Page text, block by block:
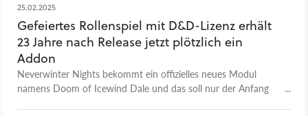
25.02.2025
Gefeiertes Rollenspiel mit D&D-Lizenz erhält
23 Jahre nach Release jetzt plötzlich ein
Addon
Neverwinter Nights bekommt ein offizielles neues Modul
namens Doom of Icewind Dale und das soll nur der Anfang